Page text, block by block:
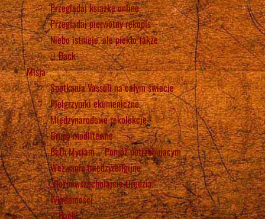
Przeglądaj książkę online
Przeglądaj pierwotny rękopis
Niebo istnieje, ale piekło także
Back
Misja
Spotkania Vassuli na całym świecie
Pielgrzymki ekumeniczne
Międzynarodowe rekolekcje
Grupy modlitewne
Beth Myriam – Pomóż potrzebującym
Wezwanie międzyreligijne
„Rozpowszechniajcie Orędzia!”
Wiadomości
Back